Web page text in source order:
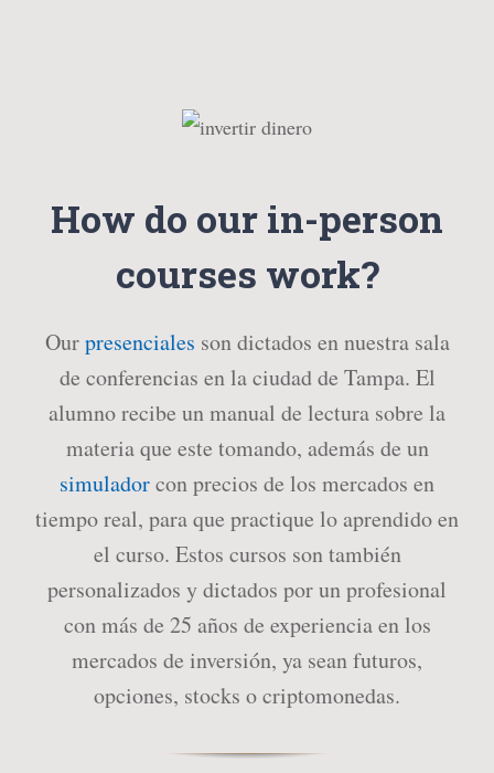
How do our in-person
courses work?
Ourpresenciales son dictados en nuestra sala
de conferencias en la ciudad de Tampa. El
alumno recibe un manual de lectura sobre la
materia que este tomando, además de un
simuladorcon precios de los mercados en
tiempo real, para que practique lo aprendido en
el curso. Estos cursos son también
personalizados y dictados por un profesional
con más de 25 años de experiencia en los
mercados de inversión, ya sean futuros,
opciones, stocks o criptomonedas.